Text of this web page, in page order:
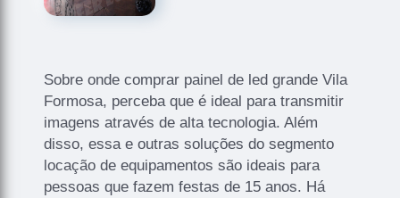
Sobre onde comprar painel de led grande Vila
Formosa, perceba que é ideal para transmitir
imagens através de alta tecnologia. Além
disso, essa e outras soluções do segmento
locação de equipamentos são ideais para
pessoas que fazem festas de 15 anos. Há